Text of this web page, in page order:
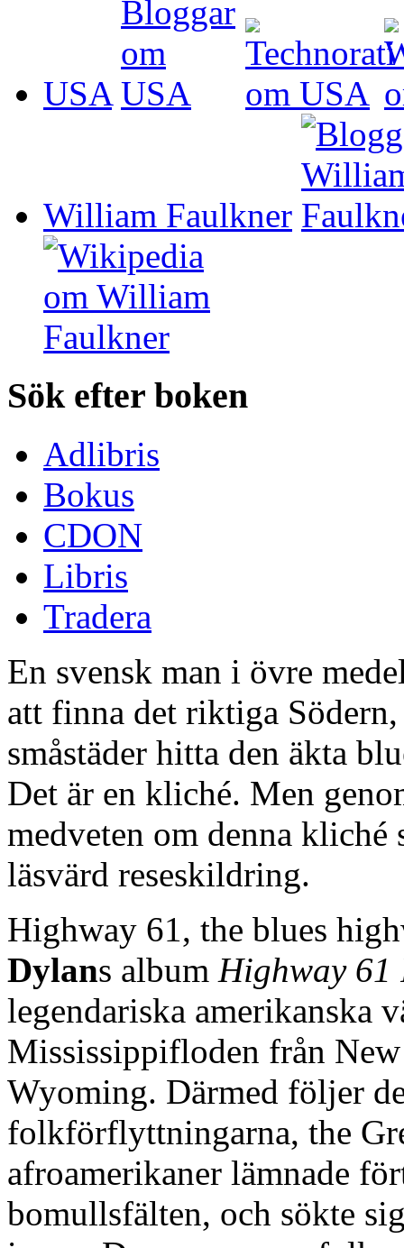
USA
William Faulkner
Sök efter boken
Adlibris
Bokus
CDON
Libris
Tradera
En svensk man i övre
att finna det riktiga
småstäder hitta den äkta
Det är en kliché. Men
medveten om denna
läsvärd reseskildring.
Highway 61, the blues
Dylans album Highway 61
legendariska amerikanska
Mississippifloden från
Wyoming. Därmed följer
folkförflyttningarna, the
afroamerikaner lämnade
bomullsfälten, och sökte